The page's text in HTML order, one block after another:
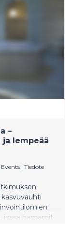
–
lempeää
| Tiedote
jossa hamamit,